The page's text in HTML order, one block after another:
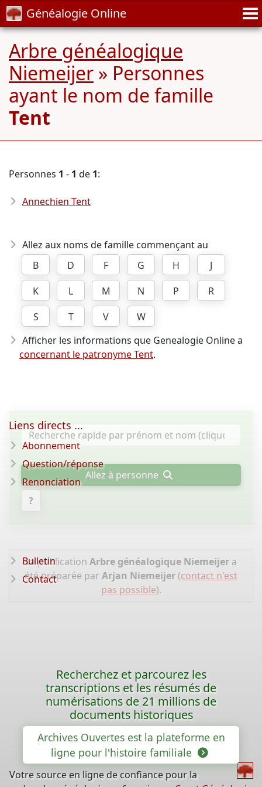
Généalogie Online
Arbre généalogique
Niemeijer » Personnes
ayant le nom de famille
Tent
Personnes 1 - 1 de 1:
Annechien Tent
Allez aux noms de famille commençant au
B
D F G H
J
K
L M N P
R
S
T V
W
Afficher les informations que Genealogie Online a
concernant le patronyme Tent.
Allez à personne
?
La publication Arbre généalogique Niemeijer a
été préparée par Arjan Niemeijer (contact n'est
pas possible).
Liens directs ...
Abonnement
Question/réponse
Renonciation
Bulletin
Contact
Recherchez et parcourez les
transcriptions et les résumés de
numérisations de 21 millions de
documents historiques
Archives Ouvertes est la plateforme en
ligne pour l'histoire familiale
Votre source en ligne de confiance pour la